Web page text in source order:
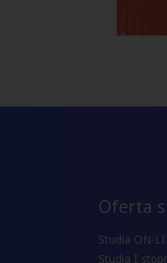
Oferta
Studia ON-
Studia I